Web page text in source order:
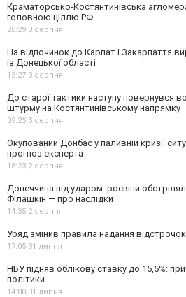
Краматорсько-Костянтинівська
головною ціллю РФ
20:29,3 серпня
На відпочинок до Карпат і Закарпаття
із Донецької області
15:27,3 серпня
До старої тактики наступу повернувся
штурму на Костянтинівському напрямку
09:25,3 серпня
Окупований Донбас у паливній кризі:
прогноз експерта
18:23,2 серпня
Донеччина під ударом: росіяни
Філашкін — про наслідки
14:35,2 серпня
Уряд змінив правила надання відстрочок
17:05,31 липня
НБУ підняв облікову ставку до 15,5%:
політики
14:00,31 липня